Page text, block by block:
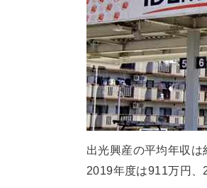
出光興産の平均年収
2019年度は911万円、